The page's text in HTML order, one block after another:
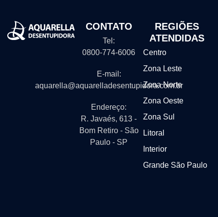
CONTATO
Tel:
0800-774-6006
E-mail:
aquarella@aquarelladesentupidora.com.br
Endereço:
R. Javaés, 613 -
Bom Retiro - São
Paulo - SP
REGIÕES
ATENDIDAS
Centro
Zona Leste
Zona Norte
Zona Oeste
Zona Sul
Litoral
Interior
Grande São Paulo